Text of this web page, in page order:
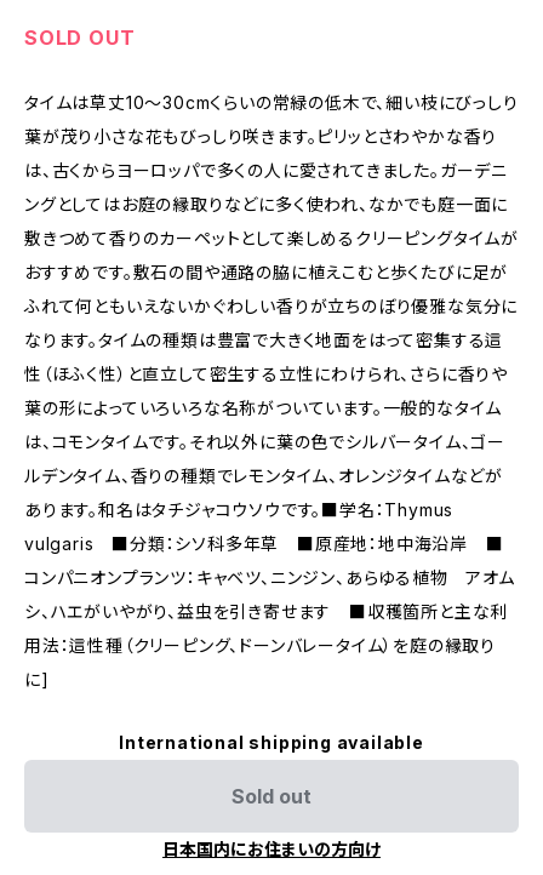
SOLD OUT
タイムは草丈10〜30cmくらいの常緑の低木で、細い枝にびっしり
葉が茂り小さな花もびっしり咲きます。ピリッとさわやかな香り
は、古くからヨーロッパで多くの人に愛されてきました。ガーデニ
ングとしてはお庭の縁取りなどに多く使われ、なかでも庭一面に
敷きつめて香りのカーペットとして楽しめるクリーピングタイムが
おすすめです。敷石の間や通路の脇に植えこむと歩くたびに足が
ふれて何ともいえないかぐわしい香りが立ちのぼり優雅な気分に
なります。タイムの種類は豊富で大きく地面をはって密集する這
性（ほふく性）と直立して密生する立性にわけられ、さらに香りや
葉の形によっていろいろな名称がついています。一般的なタイム
は、コモンタイムです。それ以外に葉の色でシルバータイム、ゴー
ルデンタイム、香りの種類でレモンタイム、オレンジタイムなどが
あります。和名はタチジャコウソウです。■学名：Thymus
vulgaris ■分類：シソ科多年草 ■原産地：地中海沿岸 ■
コンパニオンプランツ：キャベツ、ニンジン、あらゆる植物 アオム
シ、ハエがいやがり、益虫を引き寄せます ■収穫箇所と主な利
用法：這性種（クリーピング、ドーンバレータイム）を庭の縁取り
に]
International shipping available
Sold out
日本国内にお住まいの方向け